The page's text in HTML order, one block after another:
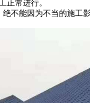
常进行。
能因为不当的施工影